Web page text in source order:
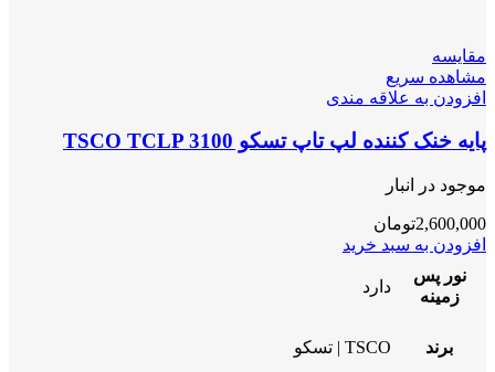
مقایسه
مشاهده سریع
افزودن به علاقه مندی
پایه خنک کننده لپ تاپ تسکو TSCO TCLP 3100
موجود در انبار
2,600,000تومان
افزودن به سبد خرید
نور پس
زمینه
دارد
برند TSCO | تسکو